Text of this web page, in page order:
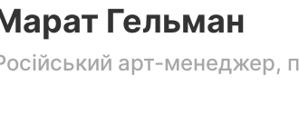
Гельман
арт-менеджер,